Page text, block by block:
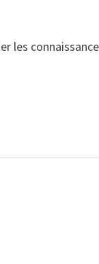
les connaissance